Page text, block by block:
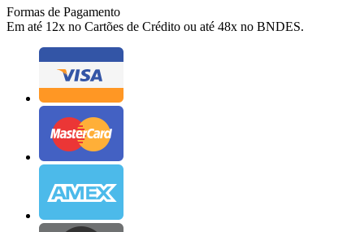
Formas de Pagamento
Em até 12x no Cartões de Crédito ou até 48x no BNDES.